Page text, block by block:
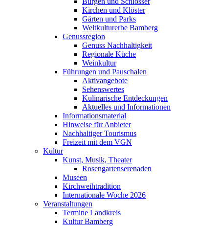
Kirchen und Klöster
Gärten und Parks
Weltkulturerbe Bamberg
Genussregion
Genuss Nachhaltigkeit
Regionale Küche
Weinkultur
Führungen und Pauschalen
Aktivangebote
Sehenswertes
Kulinarische Entdeckungen
Aktuelles und Informationen
Informationsmaterial
Hinweise für Anbieter
Nachhaltiger Tourismus
Freizeit mit dem VGN
Kultur
Kunst, Musik, Theater
Rosengartenserenaden
Museen
Kirchweihtradition
Internationale Woche 2026
Veranstaltungen
Termine Landkreis
Kultur Bamberg